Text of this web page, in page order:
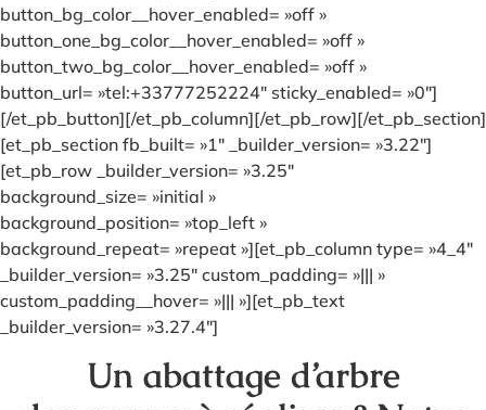
button_bg_color__hover_enabled= »off »
button_one_bg_color__hover_enabled= »off »
button_two_bg_color__hover_enabled= »off »
button_url= »tel:+33777252224″ sticky_enabled= »0″]
[/et_pb_button][/et_pb_column][/et_pb_row][/et_pb_section]
[et_pb_section fb_built= »1″ _builder_version= »3.22″]
[et_pb_row _builder_version= »3.25″
background_size= »initial »
background_position= »top_left »
background_repeat= »repeat »][et_pb_column type= »4_4″
_builder_version= »3.25″ custom_padding= »||| »
custom_padding__hover= »||| »][et_pb_text
_builder_version= »3.27.4″]
Un abattage d’arbre